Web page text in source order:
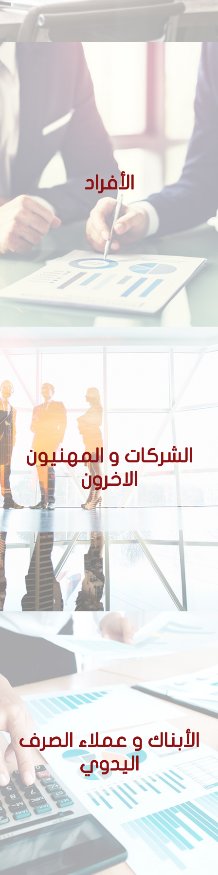
الأفراد
الأجانب غير المقيمين
الأجانب المقيمين
المغاربة المقيمين بالخارج
الطلاب المغاربة في الخارج
الشركات و المهنيون
الاخرون
الشركات الحائزة على عقود
الأبناك و عملاء الصرف
اليدوي
الأحكام التنظيمية المتعلقة
بالوسطاء المعتمدين
ممارسة نشاط الصرف اليدوي